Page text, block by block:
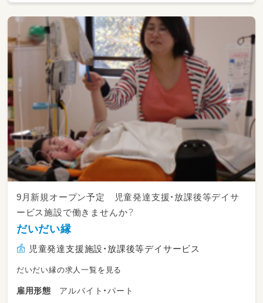
9月新規オープン予定 児童発達支援・放課後等デイサ
ービス施設で働きませんか？
だいだい縁
児童発達支援施設・放課後等デイサービス
だいだい縁の求人一覧を見る
雇用形態
アルバイト・パート